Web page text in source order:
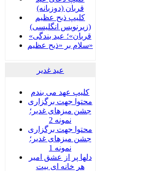
قربان (دوزبانه)
کلیپ ذبح عظیم
(زیرنویس انگلیسی)
«قربان»؛ عید بندگی
سلام بر «ذبح عظیم»
عید غدير
کلیپ عهد می بندم
محتوا جهت برگزاری
جشن میزهای غدیر؛
نمونه 2
محتوا جهت برگزاری
جشن میزهای غدیر؛
نمونه 1
دلها پر از عشق امیر
هر خانه ای بیت